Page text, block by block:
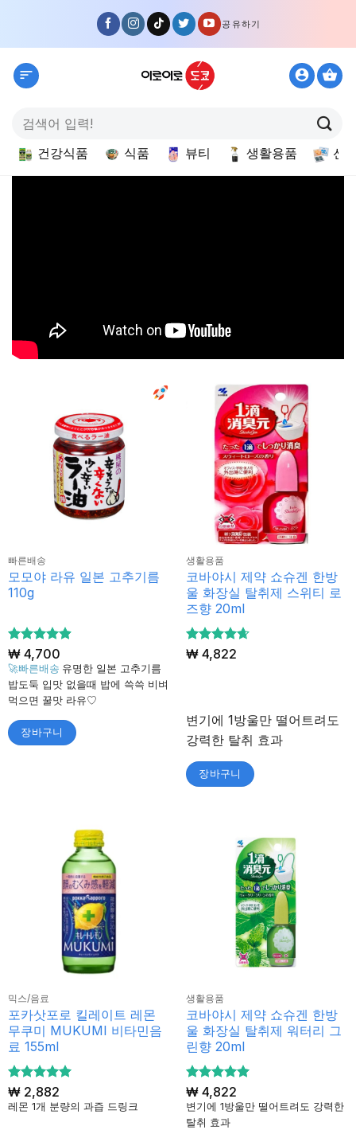
content
공유하기
색:
건강식품 식품 뷰티 생활용품 선
빠른배송
모모야 라유 일본 고추기름
110g
5 중에서
4.87로 평
가됨
₩4,700
🚀빠른배송 유명한 일본 고추기름
밥도둑 입맛 없을때 밥에 쓱쓱 비벼
먹으면 꿀맛 라유♡
장바구니
생활용품
코바야시 제약 쇼슈겐 한방
울 화장실 탈취제 스위티 로
즈향 20ml
5 중에서
4.63
₩4,822
변기에 1방울만 떨어트려도
강력한 탈취 효과
장바구니
믹스/음료
포카삿포로 킬레이트 레몬
무쿠미 MUKUMI 비타민음
료 155ml
5 중에서
5로 평가
₩2,882
레몬 1개 분량의 과즙 드링크
생활용품
코바야시 제약 쇼슈겐 한방
울 화장실 탈취제 워터리 그
린향 20ml
5 중에서
5로 평가
됨
₩4,822
변기에 1방울만 떨어트려도 강력한
탈취 효과